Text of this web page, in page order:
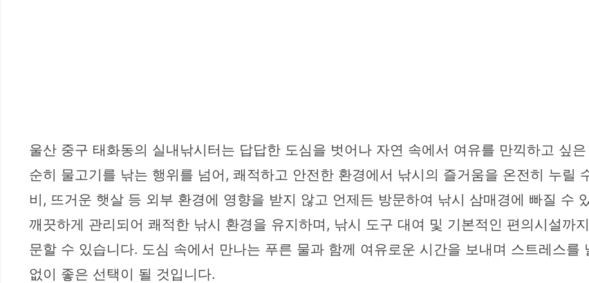
울산 중구 태화동의 실내낚시터는 답답한 도심을 벗어나 자연 속에서 여유를 만끽하고 싶
순히 물고기를 낚는 행위를 넘어, 쾌적하고 안전한 환경에서 낚시의 즐거움을 온전히 누릴
비, 뜨거운 햇살 등 외부 환경에 영향을 받지 않고 언제든 방문하여 낚시 삼매경에 빠질 수
깨끗하게 관리되어 쾌적한 낚시 환경을 유지하며, 낚시 도구 대여 및 기본적인 편의시설까
문할 수 있습니다. 도심 속에서 만나는 푸른 물과 함께 여유로운 시간을 보내며 스트레스
없이 좋은 선택이 될 것입니다.